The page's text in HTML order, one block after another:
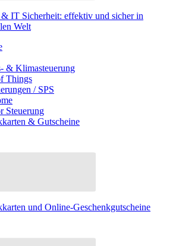
IT Sicherheit: effektiv und sicher in
Welt
& Klimasteuerung
Things
/ SPS
Steuerung
& Gutscheine
und Online-Geschenkgutscheine